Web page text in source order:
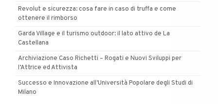
Revolut e sicurezza: cosa fare in caso di truffa e come
ottenere il rimborso
Garda Village e il turismo outdoor: il lato attivo de La
Castellana
Archiviazione Caso Richetti – Rogati e Nuovi Sviluppi per
l’Attrice ed Attivista
Successo e Innovazione all’Università Popolare degli Studi di
Milano